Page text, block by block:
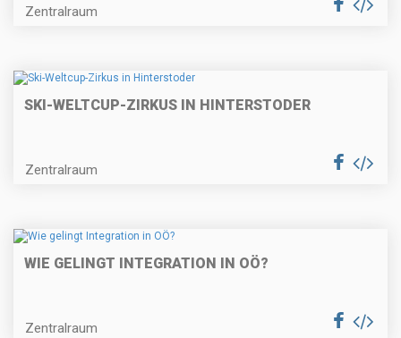
Zentralraum
SKI-WELTCUP-ZIRKUS IN HINTERSTODER
Zentralraum
WIE GELINGT INTEGRATION IN OÖ?
Zentralraum